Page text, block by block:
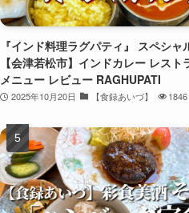
『インド料理ラグパティ』 スペシャ
【会津若松市】インドカレー レスト
メニュー レビュー RAGHUPATI
2025年10月20日 【食録あいづ】 1846